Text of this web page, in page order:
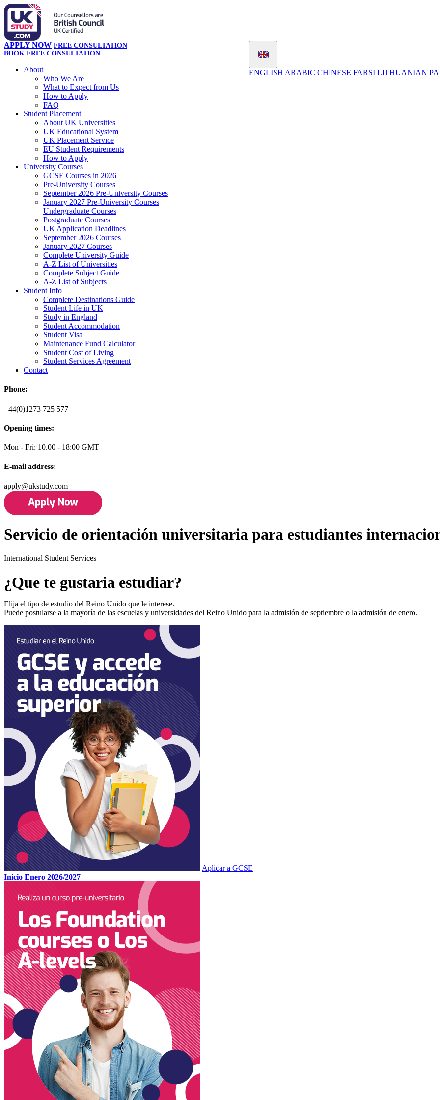
ENGLISH ARABIC CHINESE FARSI LITHUANIAN
APPLY NOW FREE CONSULTATION
BOOK FREE CONSULTATION
About
Who We Are
What to Expect from Us
How to Apply
FAQ
Student Placement
About UK Universities
UK Educational System
UK Placement Service
EU Student Requirements
How to Apply
University Courses
GCSE Courses in 2026
Pre-University Courses
September 2026 Pre-University Courses
January 2027 Pre-University Courses
Undergraduate Courses
Postgraduate Courses
UK Application Deadlines
September 2026 Courses
January 2027 Courses
Complete University Guide
A-Z List of Universities
Complete Subject Guide
A-Z List of Subjects
Student Info
Complete Destinations Guide
Student Life in UK
Study in England
Student Accommodation
Student Visa
Maintenance Fund Calculator
Student Cost of Living
Student Services Agreement
Contact
Phone:
+44(0)1273 725 577
Opening times:
Mon - Fri: 10.00 - 18:00 GMT
E-mail address:
apply@ukstudy.com
Servicio de orientación universitaria para estudiantes
International Student Services
¿Que te gustaria estudiar?
Elija el tipo de estudio del Reino Unido que le interese.
Puede postularse a la mayoría de las escuelas y universidades del Reino Unido para la admisión de septiembre o la admisión de enero.
Aplicar a GCSE
Inicio Enero 2026/2027